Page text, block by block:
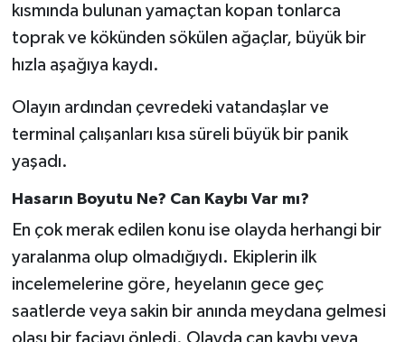
kısmında bulunan yamaçtan kopan tonlarca
toprak ve kökünden sökülen ağaçlar, büyük bir
hızla aşağıya kaydı.
Olayın ardından çevredeki vatandaşlar ve
terminal çalışanları kısa süreli büyük bir panik
yaşadı.
Hasarın Boyutu Ne? Can Kaybı Var mı?
En çok merak edilen konu ise olayda herhangi bir
yaralanma olup olmadığıydı. Ekiplerin ilk
incelemelerine göre, heyelanın gece geç
saatlerde veya sakin bir anında meydana gelmesi